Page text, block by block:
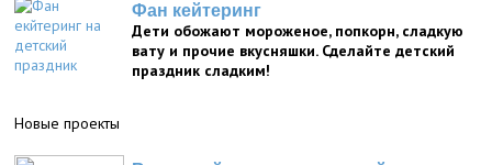
Фан кейтеринг
Дети обожают мороженое, попкорн, сладкую
вату и прочие вкусняшки. Сделайте детский
праздник сладким!
Новые проекты